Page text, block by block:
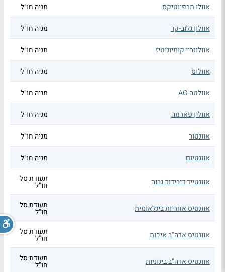
אוולו תרפיוטיקס מניה חו"ל
אוולון גלוב-קר מניה חו"ל
אוולונביי קומיוניטיז מניה חו"ל
אוולוס מניה חו"ל
אוולטה AG מניה חו"ל
אוולין פארמה מניה חו"ל
אוונטור מניה חו"ל
אוונטיום מניה חו"ל
אוונטייד דיבידנד גבוה תעודת סל
חו"ל
אוונטיס אחריות בינלאומית תעודת סל
חו"ל
אוונטיס ארה"ב איכות תעודת סל
חו"ל
אוונטיס ארה"ב בינוניות תעודת סל
חו"ל